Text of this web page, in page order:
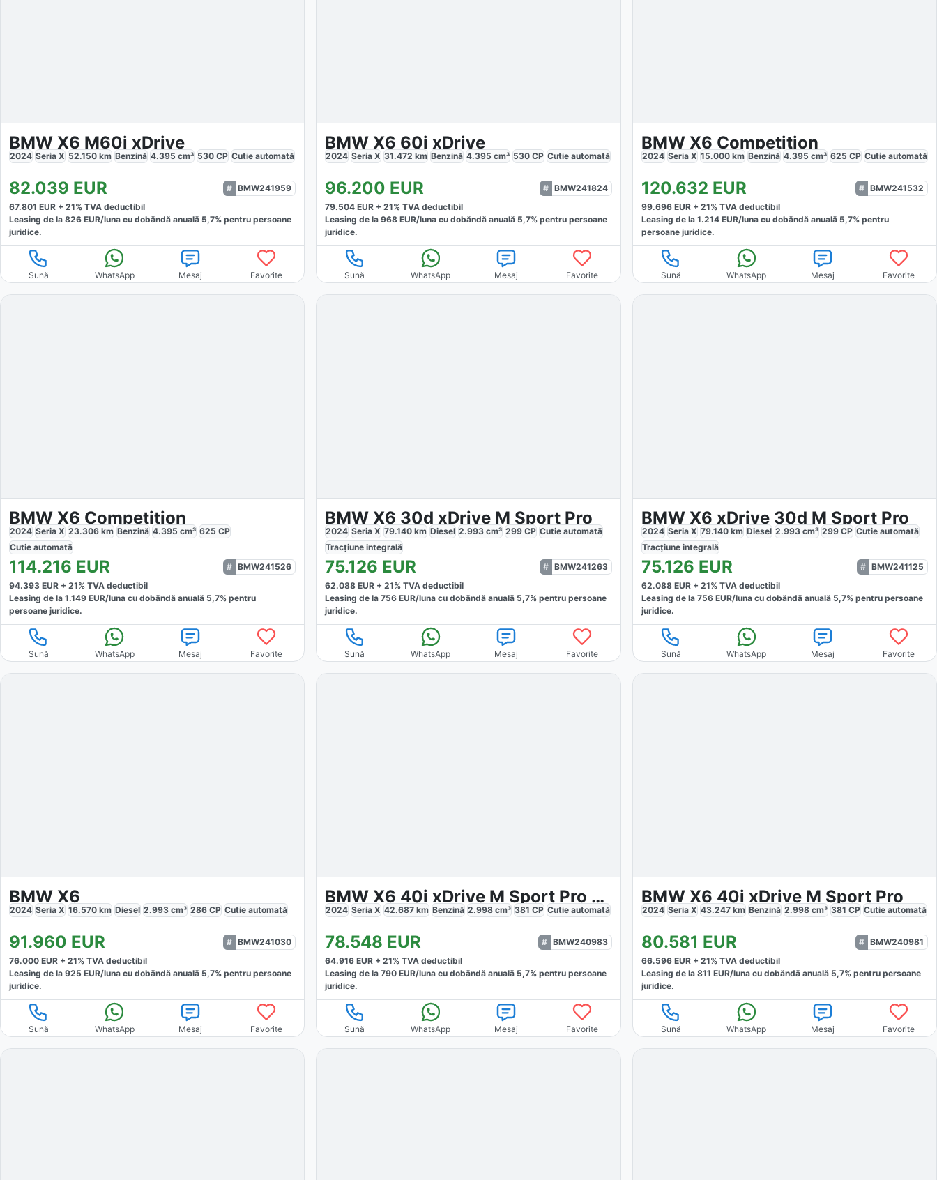
BMW X6 M60i xDrive
2024 Seria X 52.150 km Benzină 4.395 cm³ 530 CP Cutie automată
82.039 EUR
BMW241959
67.801 EUR + 21% TVA deductibil
Leasing de la 826 EUR/luna cu dobăndă anuală 5,7% pentru persoane
juridice.
Sună WhatsApp Mesaj Favorite
BMW X6 60i xDrive
2024 Seria X 31.472 km Benzină 4.395 cm³ 530 CP Cutieautomată
96.200 EUR
BMW241824
79.504 EUR +21% TVA deductibil
Leasing de la968 EUR/luna cu dobăndă anuală 5,7% pentru persoane
juridice.
Sună WhatsApp Mesaj Favorite
BMW X6 Competition
2024 Seria X 15.000km Benzină 4.395 cm³ 625 CP Cutie automată
120.632 EUR
BMW241532
99.696EUR + 21% TVA deductibil
Leasing de la 1.214EUR/lunacu dobăndă anuală 5,7% pentru
persoane juridice.
Sună WhatsApp Mesaj Favorite
BMW X6 Competition
2024 Seria X 23.306 km Benzină 4.395 cm³ 625 CP
Cutie automată
114.216 EUR
BMW241526
94.393 EUR + 21% TVA deductibil
Leasing de la 1.149 EUR/luna cu dobăndă anuală 5,7% pentru
persoane juridice.
Sună WhatsApp Mesaj Favorite
BMW X6 30d xDrive M Sport Pro
2024 Seria X 79.140 km Diesel 2.993 cm³ 299 CP Cutieautomată
Tracțiuneintegrală
75.126 EUR
BMW241263
62.088 EUR +21% TVA deductibil
Leasing de la756 EUR/luna cu dobăndă anuală 5,7% pentru persoane
juridice.
Sună WhatsApp Mesaj Favorite
BMW X6 xDrive 30d M Sport Pro
2024 Seria X 79.140km Diesel 2.993cm³ 299CP Cutie automată
Tracțiune integrală
75.126 EUR
BMW241125
62.088EUR + 21% TVA deductibil
Leasing de la 756EUR/lunacu dobăndă anuală 5,7% pentru persoane
juridice.
Sună WhatsApp Mesaj Favorite
BMW X6
2024 Seria X 16.570 km Diesel 2.993 cm³ 286 CP Cutie automată
91.960 EUR
BMW241030
76.000 EUR + 21% TVA deductibil
Leasing de la 925 EUR/luna cu dobăndă anuală 5,7% pentru persoane
juridice.
Sună WhatsApp Mesaj Favorite
BMW X6 40i xDrive M Sport Pro 360 H&K Panorama
2024 Seria X 42.687 km Benzină 2.998 cm³ 381 CP Cutieautomată
78.548 EUR
BMW240983
64.916 EUR +21% TVA deductibil
Leasing de la790 EUR/luna cu dobăndă anuală 5,7% pentru persoane
juridice.
Sună WhatsApp Mesaj Favorite
BMW X6 40i xDrive M Sport Pro
2024 Seria X 43.247km Benzină 2.998cm³ 381 CP Cutie automată
80.581 EUR
BMW240981
66.596EUR + 21% TVA deductibil
Leasing de la 811 EUR/lunacu dobăndă anuală 5,7% pentru persoane
juridice.
Sună WhatsApp Mesaj Favorite